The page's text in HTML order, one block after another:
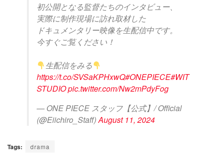
初公開となる監督たちのインタビュー、
実際に制作現場に訪れ取材した
ドキュメンタリー映像を生配信中です。
今すぐご覧ください！
生配信をみる
https://t.co/SVSaKPHxwQ#ONEPIECE#WIT
STUDIOpic.twitter.com/Nw2mPdyFog
— ONE PIECE スタッフ【公式】/ Official
(@Eiichiro_Staff)August 11, 2024
Tags: drama